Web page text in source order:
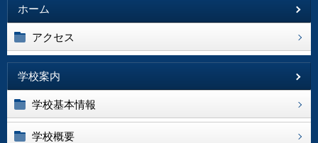
ホーム
アクセス
学校案内
学校基本情報
学校概要